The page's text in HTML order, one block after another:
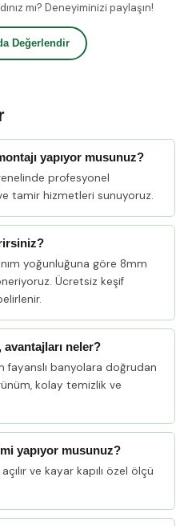
mı? Deneyiminizi paylaşın!
Değerlendir
yapıyor musunuz?
profesyonel
tamir hizmetleri sunuyoruz.
yoğunluğuna göre 8mm
Ücretsiz keşif
neler?
fayanslı banyolara doğrudan
kolay temizlik ve
yapıyor musunuz?
ve kayar kapılı özel ölçü